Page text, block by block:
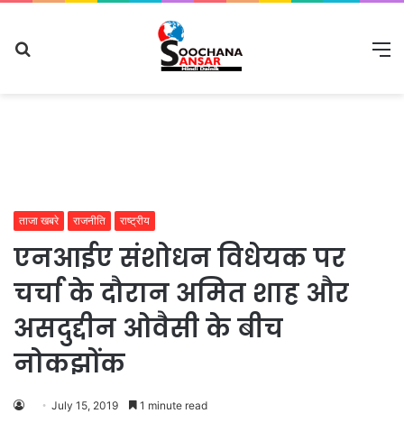
ताजा खबरे राजनीति राष्ट्रीय
एनआईए संशोधन विधेयक पर
चर्चा के दौरान अमित शाह और
असदुद्दीन ओवैसी के बीच
नोकझोंक
July 15, 2019 1 minute read